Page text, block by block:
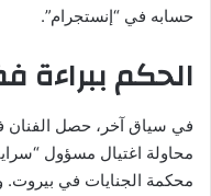
حسابه في “إنستجرام”.
الحكم ببراءة
في سياق آخر، حصل الفنان
محاولة اغتيال مسؤول
محكمة الجنايات في